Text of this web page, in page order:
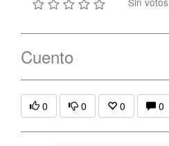
Cuento
0 0 0 0